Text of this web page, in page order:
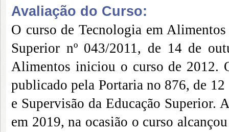
Avaliação do Curso:
O curso de Tecnologia em
Superior nº 043/2011, de 14 de
Alimentos iniciou o curso de 2012.
publicado pela Portaria no 876, de
e Supervisão da Educação Superior.
em 2019, na ocasião o curso